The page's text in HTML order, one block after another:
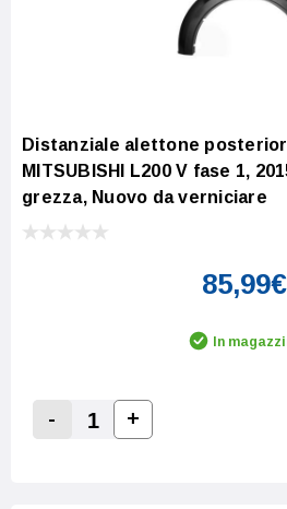
Distanziale alettone
MITSUBISHI L200 V fase 1,
grezza, Nuovo da verniciare
85,99€
In
Decrease Quantity:
-
Increase Quantity:
+